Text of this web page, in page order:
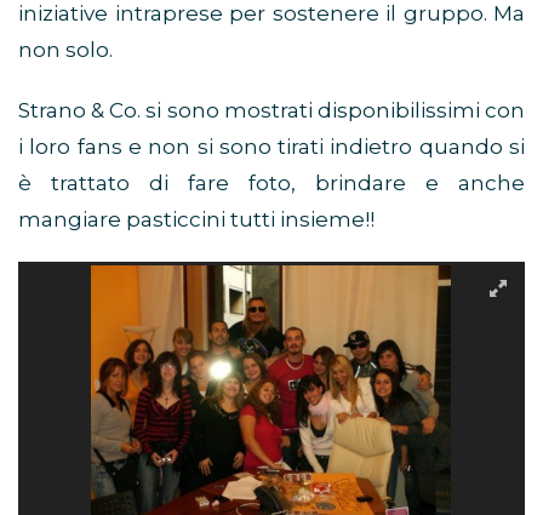
iniziative intraprese per sostenere il gruppo. Ma
non solo.
Strano & Co. si sono mostrati disponibilissimi con
i loro fans e non si sono tirati indietro quando si
è trattato di fare foto, brindare e anche
mangiare pasticcini tutti insieme!!